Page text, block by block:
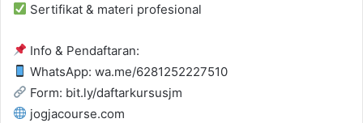
Sertifikat & materi profesional
Info & Pendaftaran:
WhatsApp: wa.me/6281252227510
Form: bit.ly/daftarkursusjm
jogjacourse.com